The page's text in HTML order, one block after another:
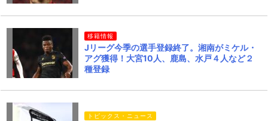
移籍情報
Jリーグ今季の選手登録終了。湘南がミケル・
アグ獲得！大宮10人、鹿島、水戸４人など２
種登録
トピックス・ニュース